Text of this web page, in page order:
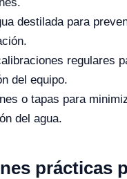
destilada para
regulares
del equipo.
o tapas para
del agua.
prácticas